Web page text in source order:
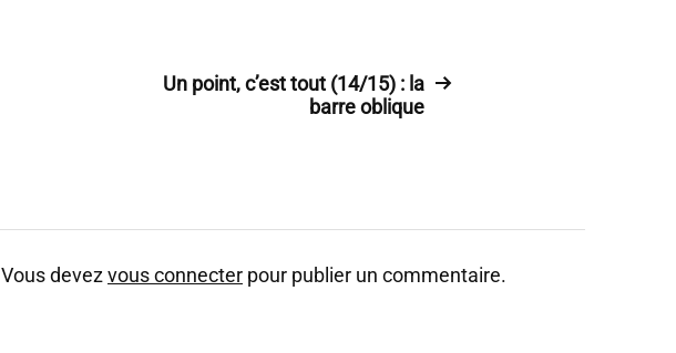
Un point, c’est tout (14/15) : la
barre oblique
Vous devezvous connecter pour publier un commentaire.